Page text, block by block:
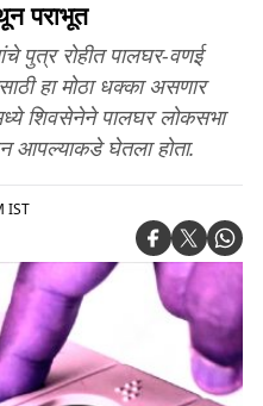
पराभूत
पुत्र रोहीत पालघर-वणई
हा मोठा धक्का असणार
शिवसेनेने पालघर लोकसभा
आपल्याकडे घेतला होता.
IST